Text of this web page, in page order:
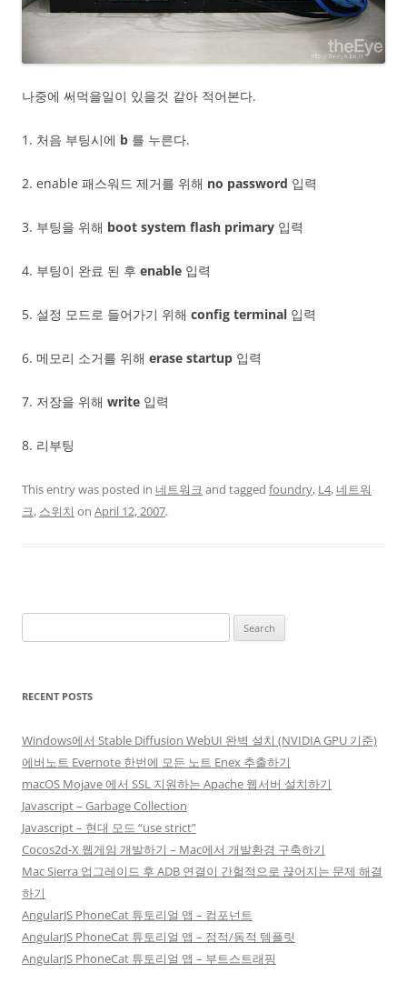
나중에 써먹을일이 있을것 같아 적어본다.
1. 처음 부팅시에 b 를 누른다.
2. enable 패스워드 제거를 위해 no password 입력
3. 부팅을 위해 boot system flash primary 입력
4. 부팅이 완료 된 후 enable 입력
5. 설정 모드로 들어가기 위해 config terminal 입력
6. 메모리 소거를 위해 erase startup 입력
7. 저장을 위해 write 입력
8. 리부팅
This entry was posted in 네트워크 and tagged foundry, L4, 네트워
크, 스위치 on April 12, 2007.
for:
RECENT POSTS
Windows에서 Stable Diffusion WebUI 완벽 설치 (NVIDIA GPU 기준)
에버노트 Evernote 한번에 모든 노트 Enex 추출하기
macOS Mojave 에서 SSL 지원하는 Apache 웹서버 설치하기
Javascript – Garbage Collection
Javascript – 현대 모드 “use strict”
Cocos2d-X 웹게임 개발하기 – Mac에서 개발환경 구축하기
Mac Sierra 업그레이드 후 ADB 연결이 간헐적으로 끊어지는 문제 해결
하기
AngularJS PhoneCat 튜토리얼 앱 – 컴포넌트
AngularJS PhoneCat 튜토리얼 앱 – 정적/동적 템플릿
AngularJS PhoneCat 튜토리얼 앱 – 부트스트래핑